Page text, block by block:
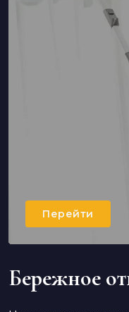
Перейти
Бережное